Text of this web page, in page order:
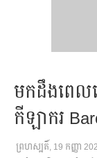
មក​ដឹង​​ពេល​​​
កីឡាករ
ព្រហស្បតិ៍, 19 កញ្ញា